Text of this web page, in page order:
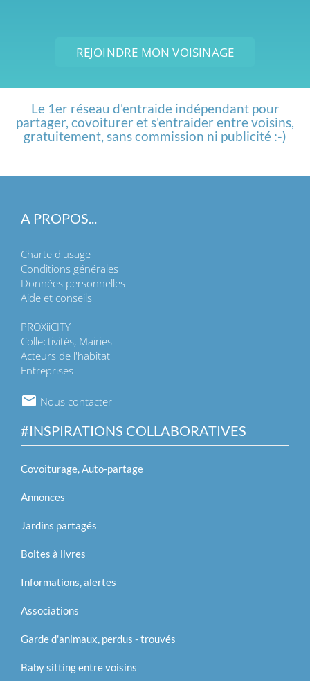
REJOINDRE MON VOISINAGE
Le 1er réseau d'entraide indépendant pour
partager, covoiturer et s'entraider entre voisins,
gratuitement, sans commission ni publicité :-)
A PROPOS...
Charte d'usage
Conditions générales
Données personnelles
Aide et conseils
PROXiiCITY
Collectivités, Mairies
Acteurs de l'habitat
Entreprises
Nous contacter
#INSPIRATIONS COLLABORATIVES
Covoiturage, Auto-partage
Annonces
Jardins partagés
Boites à livres
Informations, alertes
Associations
Garde d'animaux, perdus - trouvés
Baby sitting entre voisins